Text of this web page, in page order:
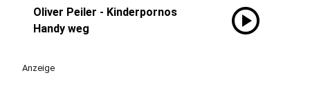
Oliver Peiler - Kinderpornos
Handy weg
play_circle
Anzeige